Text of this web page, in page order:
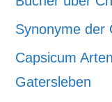
Synonyme der
Capsicum
Gatersleben